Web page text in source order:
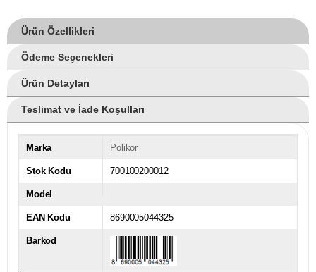
Ürün Özellikleri
Ödeme Seçenekleri
Ürün Detayları
Teslimat ve İade Koşulları
Marka Polikor
Stok Kodu 700100200012
Model
EAN Kodu 8690005044325
Barkod